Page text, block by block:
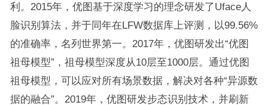
利。2015年，优图基于深度学习的理念研发了Uface人
脸识别算法，并于同年在LFW数据库上评测，以99.56%
的准确率，名列世界第一。2017年，优图研发出“优图
祖母模型”，祖母模型深度从10层至1000层。通过优图
祖母模型，可以应对所有场景数据，解决对各种“异源数
据的融合”。2019年，优图研发步态识别技术，并刷新